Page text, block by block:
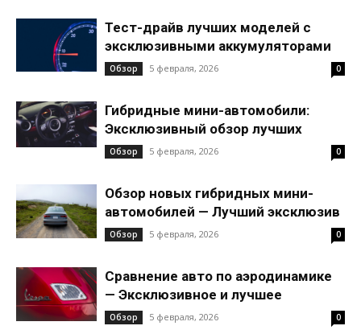
Тест-драйв лучших моделей с
эксклюзивными аккумуляторами
Обзор 5 февраля, 2026 0
Гибридные мини-автомобили:
Эксклюзивный обзор лучших
Обзор 5 февраля, 2026 0
Обзор новых гибридных мини-
автомобилей — Лучший эксклюзив
Обзор 5 февраля, 2026 0
Сравнение авто по аэродинамике
— Эксклюзивное и лучшее
Обзор 5 февраля, 2026 0